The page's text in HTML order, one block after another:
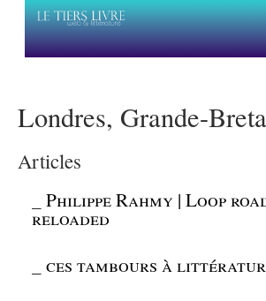
Londres, Grande-
Articles
_Philippe Rahmy | Loop
reloaded
_ces tambours à